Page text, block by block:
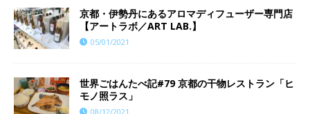
京都・伊勢丹にあるアロマディフューザー専門店
【アートラボ／ART LAB.】
05/01/2021
世界ごはんたべ記#79 京都の干物レストラン「ヒ
モノ照ラス」
08/12/2021